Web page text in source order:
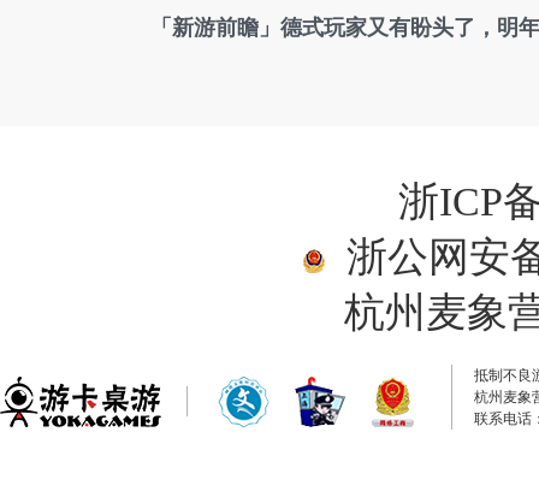
「新游前瞻」德式玩家又有盼头了，明
浙ICP
浙公网安
杭州麦象
抵制不良
杭州麦象
联系电话